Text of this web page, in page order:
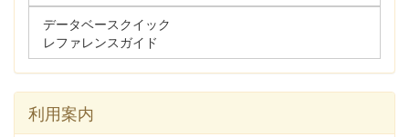
データベースクイック
レファレンスガイド
利用案内